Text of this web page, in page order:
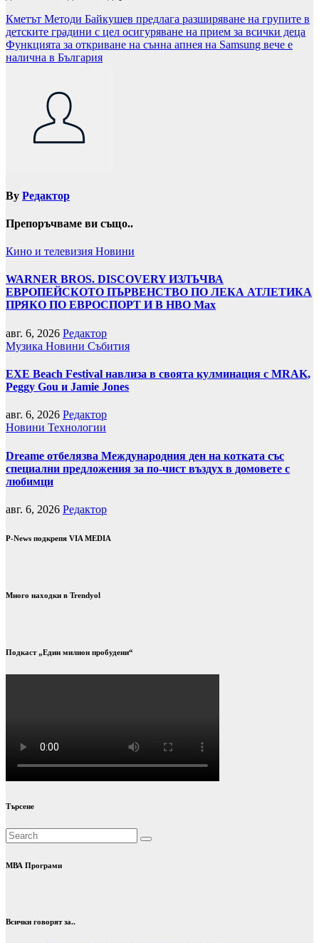
Навигация
Кметът Методи Байкушев предлага разширяване на групите в
детските градини с цел осигуряване на прием за всички деца
Функцията за откриване на сънна апнея на Samsung вече е
налична в България
By Редактор
Препоръчваме ви също..
Кино и телевизия Новини
WARNER BROS. DISCOVERY ИЗЛЪЧВА
ЕВРОПЕЙСКОТО ПЪРВЕНСТВО ПО ЛЕКА АТЛЕТИКА
ПРЯКО ПО ЕВРОСПОРТ И В НВО Мах
авг. 6, 2026 Редактор
Музика Новини Събития
EXE Beach Festival навлиза в своята кулминация с MRAK,
Peggy Gou и Jamie Jones
авг. 6, 2026 Редактор
Новини Технологии
Dreame отбелязва Международния ден на котката със
специални предложения за по-чист въздух в домовете с
любимци
авг. 6, 2026 Редактор
P-News подкрепя VIA MEDIA
Много находки в Trendyol
Подкаст „Един милион пробудени“
Търсене
МВА Програми
Всички говорят за..